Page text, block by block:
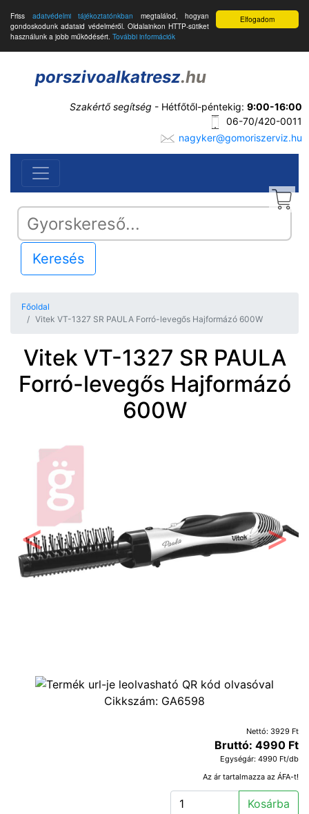
Elfogadom
Friss adatvédelmi tájékoztatónkban megtalálod, hogyan
gondoskodunk adataid védelméről. Oldalainkon HTTP-sütiket
használunk a jobb működésért. További információk
porszivoalkatresz.hu
Szakértő segítség - Hétfőtől-péntekig: 9:00-16:00
06-70/420-0011
nagyker@gomoriszerviz.hu
Keresés
Főoldal
Vitek VT-1327 SR PAULA Forró-levegős Hajformázó 600W
Vitek VT-1327 SR PAULA
Forró-levegős Hajformázó
600W
Előző
Cikkszám: GA6598
Nettó: 3929 Ft
Bruttó: 4990 Ft
Egységár: 4990 Ft/db
Az ár tartalmazza az ÁFA-t!
Kosárba